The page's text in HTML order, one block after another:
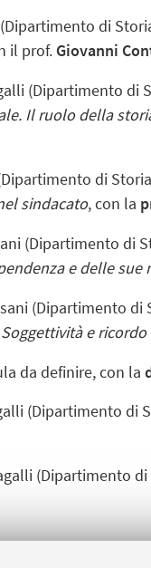
di
il prof. Giovanni
(Dipartimento di
Il ruolo della
di Storia
sindacato, con la
(Dipartimento di
e delle sue
(Dipartimento di
e
da definire, con la
(Dipartimento di
(Dipartimento di